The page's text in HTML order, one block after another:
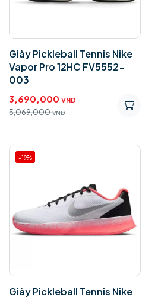
Giày Pickleball Tennis Nike
Vapor Pro 12HC FV5552-
003
3,690,000 VND
5,069,000 VND
-19%
Giày Pickleball Tennis Nike